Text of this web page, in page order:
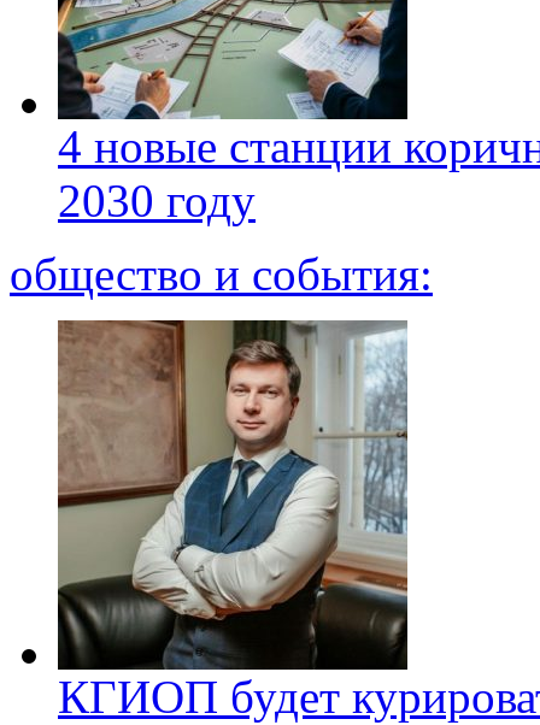
4 новые станции
2030 году
общество и события:
КГИОП будет